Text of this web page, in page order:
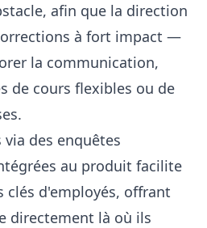
afin que la direction
à fort impact —
la communication,
de cours flexibles ou de
via des enquêtes
au produit facilite
clés d'employés, offrant
directement là où ils